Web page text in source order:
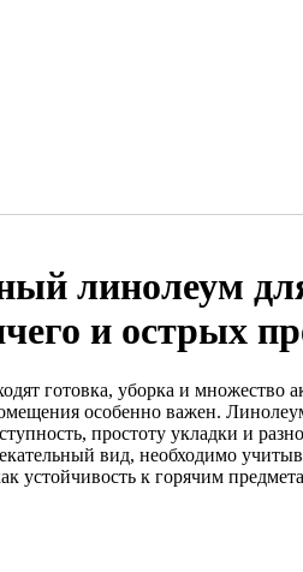
линолеум
и острых
готовка, уборка и множество
особенно важен.
простоту укладки и
вид, необходимо
устойчивость к горячим